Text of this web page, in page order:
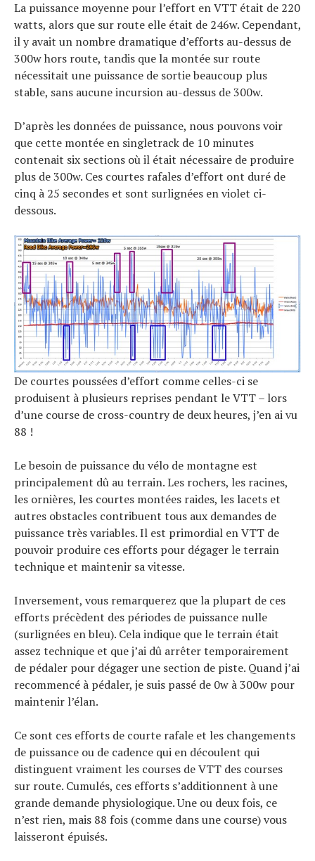
La puissance moyenne pour l’effort en VTT était de 220
watts, alors que sur route elle était de 246w. Cependant,
il y avait un nombre dramatique d’efforts au-dessus de
300w hors route, tandis que la montée sur route
nécessitait une puissance de sortie beaucoup plus
stable, sans aucune incursion au-dessus de 300w.
D’après les données de puissance, nous pouvons voir
que cette montée en singletrack de 10 minutes
contenait six sections où il était nécessaire de produire
plus de 300w. Ces courtes rafales d’effort ont duré de
cinq à 25 secondes et sont surlignées en violet ci-
dessous.
De courtes poussées d’effort comme celles-ci se
produisent à plusieurs reprises pendant le VTT – lors
d’une course de cross-country de deux heures, j’en ai vu
88 !
Le besoin de puissance du vélo de montagne est
principalement dû au terrain. Les rochers, les racines,
les ornières, les courtes montées raides, les lacets et
autres obstacles contribuent tous aux demandes de
puissance très variables. Il est primordial en VTT de
pouvoir produire ces efforts pour dégager le terrain
technique et maintenir sa vitesse.
Inversement, vous remarquerez que la plupart de ces
efforts précèdent des périodes de puissance nulle
(surlignées en bleu). Cela indique que le terrain était
assez technique et que j’ai dû arrêter temporairement
de pédaler pour dégager une section de piste. Quand j’ai
recommencé à pédaler, je suis passé de 0w à 300w pour
maintenir l’élan.
Ce sont ces efforts de courte rafale et les changements
de puissance ou de cadence qui en découlent qui
distinguent vraiment les courses de VTT des courses
sur route. Cumulés, ces efforts s’additionnent à une
grande demande physiologique. Une ou deux fois, ce
n’est rien, mais 88 fois (comme dans une course) vous
laisseront épuisés.